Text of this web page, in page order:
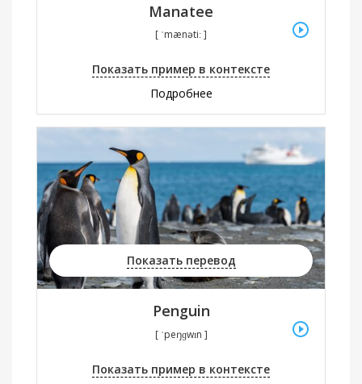
Manatee
[ ˈmænətiː ]
Показать пример в контексте
Подробнее
Показать перевод
Penguin
[ ˈpeŋɡwɪn ]
Показать пример в контексте